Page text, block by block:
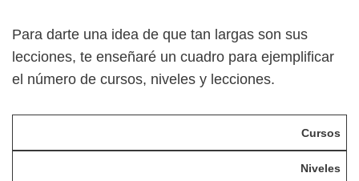
Para darte una idea de que tan largas son sus
lecciones, te enseñaré un cuadro para ejemplificar
el número de cursos, niveles y lecciones.
Cursos
Niveles